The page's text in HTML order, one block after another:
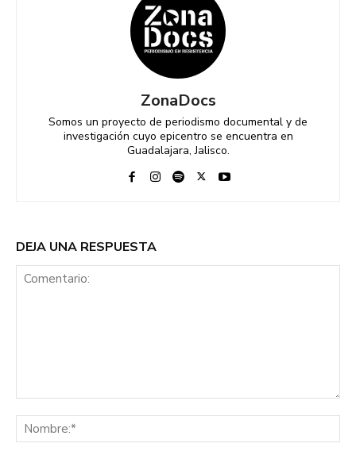
ZonaDocs
Somos un proyecto de periodismo documental y de
investigación cuyo epicentro se encuentra en
Guadalajara, Jalisco.
DEJA UNA RESPUESTA